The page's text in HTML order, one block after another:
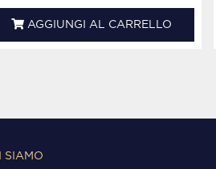
AGGIUNGI AL CARRELLO
SIAMO